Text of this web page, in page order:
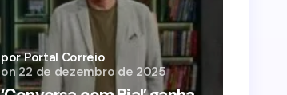
por Portal Correio
on 22 de dezembro de 2025